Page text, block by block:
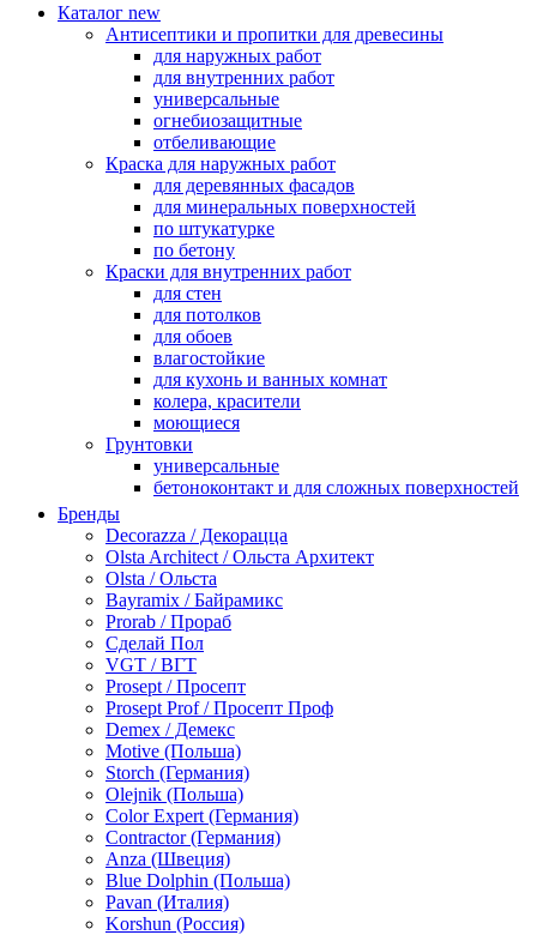
Каталог new
Антисептики и пропитки для древесины
для наружных работ
для внутренних работ
универсальные
огнебиозащитные
отбеливающие
Краска для наружных работ
для деревянных фасадов
для минеральных поверхностей
по штукатурке
по бетону
Краски для внутренних работ
для стен
для потолков
для обоев
влагостойкие
для кухонь и ванных комнат
колера, красители
моющиеся
Грунтовки
универсальные
бетоноконтакт и для сложных поверхностей
по металлу
антикорозийные
под декоративные штукатурки
для гипсокартона
под штукатурку
Герметик
акриловые
силиконовые универсальные, нейтральные
силиконовые санитарные (антигрибковые)
шовные для срубов
для кровли
для каминов
полиуретановые
Декоративные штукатурки и краски
краски для декора, патина
мокрый шелк
венецианские (эффект мрамора)
песок (эффект песчаных вихрей)
декоративная шпаклевка
Бренды
Decorazza / Декорацца
Olsta Architect / Ольста Архитект
Olsta / Ольста
Bayramix / Байрамикс
Prorab / Прораб
Сделай Пол
VGT / ВГТ
Prosept / Просепт
Prosept Prof / Просепт Проф
Demex / Демекс
Motive (Польша)
Storch (Германия)
Olejnik (Польша)
Color Expert (Германия)
Contractor (Германия)
Anza (Швеция)
Blue Dolphin (Польша)
Pavan (Италия)
Korshun (Россия)